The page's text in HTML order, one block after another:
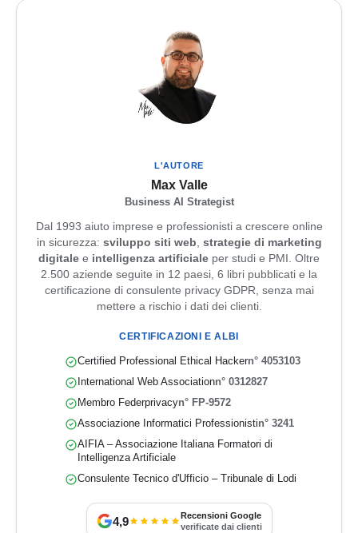
L'AUTORE
Max Valle
Business AI Strategist
Dal 1993 aiuto imprese e professionisti a crescere online
in sicurezza: sviluppo siti web, strategie di marketing
digitale e intelligenza artificiale per studi e PMI. Oltre
2.500 aziende seguite in 12 paesi, 6 libri pubblicati e la
certificazione di consulente privacy GDPR, senza mai
mettere a rischio i dati dei clienti.
CERTIFICAZIONI E ALBI
Certified Professional Ethical Hackern° 4053103
International Web Associationn° 0312827
Membro Federprivacyn° FP-9572
Associazione Informatici Professionistin° 3241
AIFIA – Associazione Italiana Formatori di
Intelligenza Artificiale
Consulente Tecnico d'Ufficio – Tribunale di Lodi
4,9
Recensioni Google
verificate dai clienti